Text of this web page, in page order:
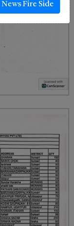
News Fire Side